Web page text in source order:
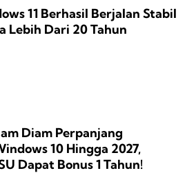
11 Berhasil Berjalan Stabil
Lebih Dari 20 Tahun
Diam Perpanjang
10 Hingga 2027,
Dapat Bonus 1 Tahun!